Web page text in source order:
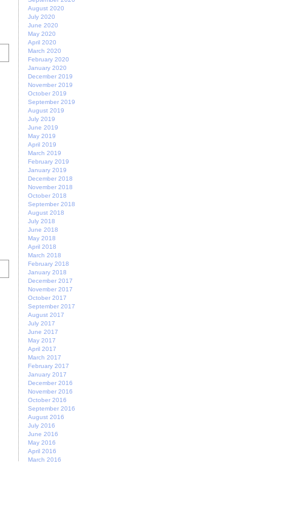
August 2020
July 2020
June 2020
May 2020
April 2020
March 2020
February 2020
January 2020
December 2019
November 2019
October 2019
September 2019
August 2019
July 2019
June 2019
May 2019
April 2019
March 2019
February 2019
January 2019
December 2018
November 2018
October 2018
September 2018
August 2018
July 2018
June 2018
May 2018
April 2018
March 2018
February 2018
January 2018
December 2017
November 2017
October 2017
September 2017
August 2017
July 2017
June 2017
May 2017
April 2017
March 2017
February 2017
January 2017
December 2016
November 2016
October 2016
September 2016
August 2016
July 2016
June 2016
May 2016
April 2016
March 2016